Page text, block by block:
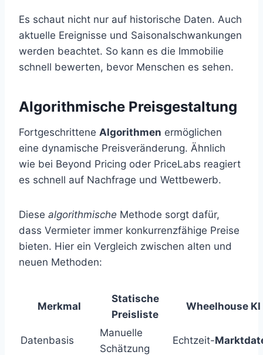
Es schaut nicht nur auf historische Daten. Auch
aktuelle Ereignisse und Saisonalschwankungen
werden beachtet. So kann es die Immobilie
schnell bewerten, bevor Menschen es sehen.
Algorithmische Preisgestaltung
Fortgeschrittene Algorithmen ermöglichen
eine dynamische Preisveränderung. Ähnlich
wie bei Beyond Pricing oder PriceLabs reagiert
es schnell auf Nachfrage und Wettbewerb.
Diese algorithmische Methode sorgt dafür,
dass Vermieter immer konkurrenzfähige Preise
bieten. Hier ein Vergleich zwischen alten und
neuen Methoden:
Merkmal
Statische
Preisliste
Wheelhouse KI
Datenbasis
Manuelle
Schätzung
Echtzeit-